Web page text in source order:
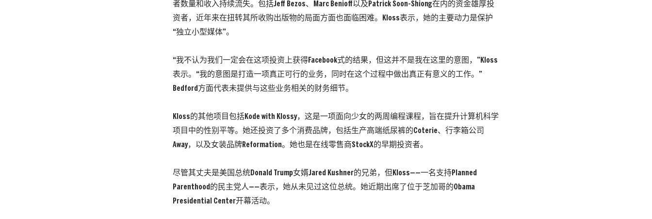
者数量和收入持续流失。包括Jeff Bezos、Marc Benioff以及Patrick Soon-Shiong在内的资金雄厚投
资者，近年来在扭转其所收购出版物的局面方面也面临困难。Kloss表示，她的主要动力是保护
“独立小型媒体”。
“我不认为我们一定会在这项投资上获得Facebook式的结果，但这并不是我在这里的意图，”Kloss
表示。“我的意图是打造一项真正可行的业务，同时在这个过程中做出真正有意义的工作。”
Bedford方面代表未提供与这些业务相关的财务细节。
Kloss的其他项目包括Kode with Klossy，这是一项面向少女的两周编程课程，旨在提升计算机科学
项目中的性别平等。她还投资了多个消费品牌，包括生产高端纸尿裤的Coterie、行李箱公司
Away，以及女装品牌Reformation。她也是在线零售商StockX的早期投资者。
尽管其丈夫是美国总统Donald Trump女婿Jared Kushner的兄弟，但Kloss——一名支持Planned
Parenthood的民主党人——表示，她从未见过这位总统。她近期出席了位于芝加哥的Obama
Presidential Center开幕活动。